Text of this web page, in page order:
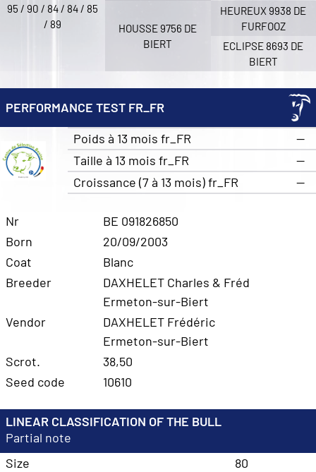
95 / 90 / 84 / 84 / 85
/ 89
HOUSSE 9756 DE
BIERT
HEUREUX 9938 DE
FURFOOZ
ECLIPSE 8693 DE
BIERT
PERFORMANCE TEST FR_FR
Poids à 13 mois fr_FR
—
Taille à 13 mois fr_FR
—
Croissance (7 à 13 mois) fr_FR
—
Nr
BE 091826850
Born
20/09/2003
Coat
Blanc
Breeder
DAXHELET Charles & Fréd
Ermeton-sur-Biert
Vendor
DAXHELET Frédéric
Ermeton-sur-Biert
Scrot.
38,50
Seed code
10610
LINEAR CLASSIFICATION OF THE BULL
Partial note
Size
80